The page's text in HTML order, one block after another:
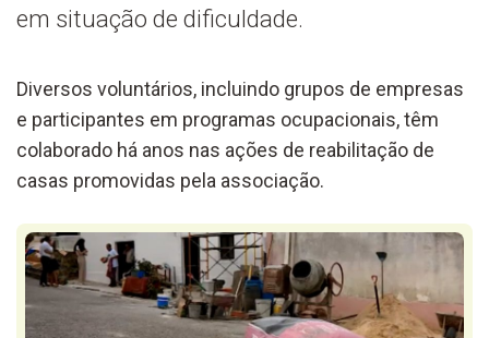
em situação de dificuldade.
Diversos voluntários, incluindo grupos de empresas
e participantes em programas ocupacionais, têm
colaborado há anos nas ações de reabilitação de
casas promovidas pela associação.